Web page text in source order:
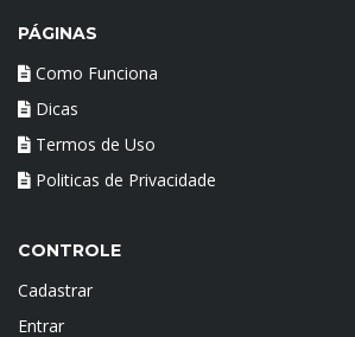
PÁGINAS
Como Funciona
Dicas
Termos de Uso
Politicas de Privacidade
CONTROLE
Cadastrar
Entrar